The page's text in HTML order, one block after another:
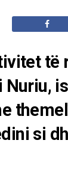
të
Nuriu,
si